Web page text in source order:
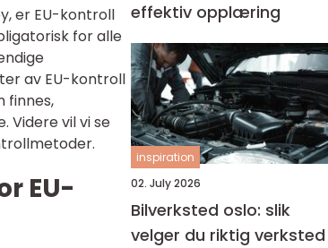
er EU-kontroll
for alle
av EU-kontroll
finnes,
Videre vil vi se
EU-
effektiv opplæring
inspiration
02. July 2026
Bilverksted oslo: slik
velger du riktig verksted